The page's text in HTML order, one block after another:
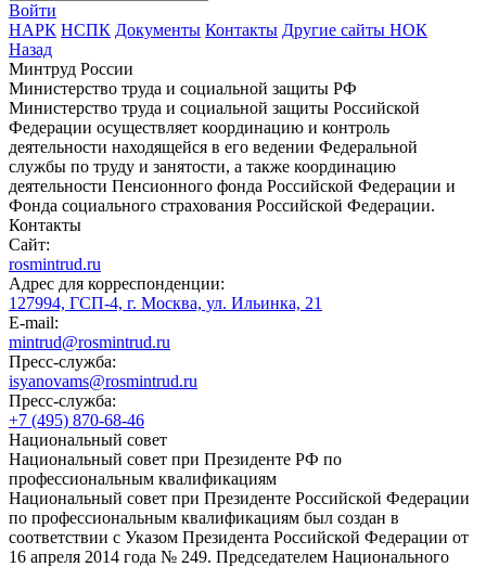
Войти
НАРК НСПК Документы Контакты Другие сайты НОК
Назад
Минтруд России
Министерство труда и социальной защиты РФ
Министерство труда и социальной защиты Российской
Федерации осуществляет координацию и контроль
деятельности находящейся в его ведении Федеральной
службы по труду и занятости, а также координацию
деятельности Пенсионного фонда Российской Федерации и
Фонда социального страхования Российской Федерации.
Контакты
Сайт:
rosmintrud.ru
Адрес для корреспонденции:
127994, ГСП-4, г. Москва, ул. Ильинка, 21
E-mail:
mintrud@rosmintrud.ru
Пресс-служба:
isyanovams@rosmintrud.ru
Пресс-служба:
+7 (495) 870-68-46
Национальный совет
Национальный совет при Президенте РФ по
профессиональным квалификациям
Национальный совет при Президенте Российской Федерации
по профессиональным квалификациям был создан в
соответствии с Указом Президента Российской Федерации от
16 апреля 2014 года № 249. Председателем Национального